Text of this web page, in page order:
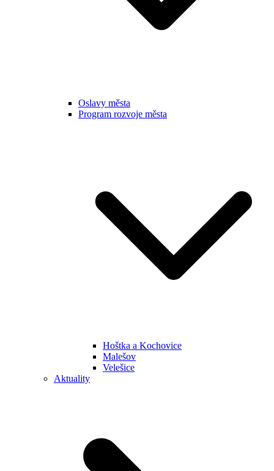
Oslavy města
Program rozvoje města
Hoštka a Kochovice
Malešov
Velešice
Aktuality